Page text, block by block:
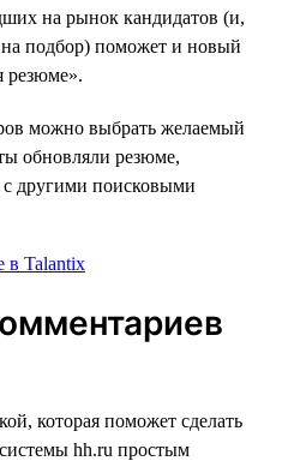
на рынок кандидатов (и,
подбор) поможет и новый
резюме».
можно выбрать желаемый
обновляли резюме,
с другими поисковыми
в Talantix
которая поможет сделать
hh.ru простым